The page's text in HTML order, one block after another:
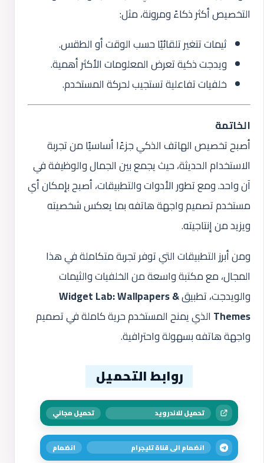
التخصيص أكثر ذكاءً ومرونة، مثل:
ثيمات تتغير تلقائيًا حسب الوقت أو الطقس.
ويدجت ذكية تعرض المعلومات الأكثر أهمية.
خلفيات تفاعلية تستجيب لحركة المستخدم.
الخاتمة
أصبح تخصيص الهاتف الذكي جزءًا أساسيًا من تجربة
الاستخدام الحديثة، حيث يجمع بين الجمال والوظيفة في
آن واحد. ومع تطور الأدوات والتطبيقات، أصبح بإمكان أي
مستخدم تصميم واجهة هاتفه بما يعكس شخصيته
ويزيد من إنتاجيته.
ومن أبرز التطبيقات التي توفر تجربة متكاملة في هذا
المجال، مع مكتبة واسعة من الخلفيات والثيمات
والويدجت، تطبيقWidget Lab: Wallpapers &
Themes الذي يمنح المستخدم حرية كاملة في تصميم
واجهة هاتفه بسهولة واحترافية.
روابط التحميل
تحميل للاندرويد تحميل مجاني
انضمام الى قناة تليجرام انضمام